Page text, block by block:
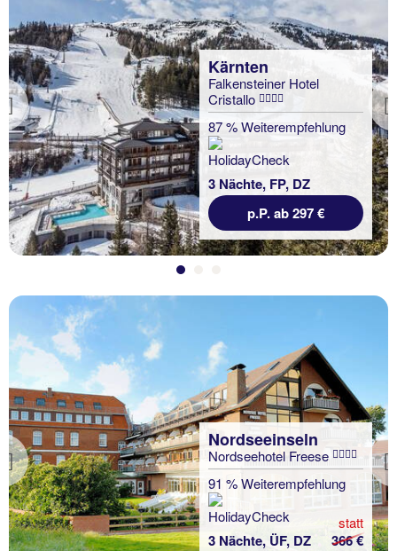
Previous
Kärnten
Falkensteiner Hotel
Cristallo
87 % Weiterempfehlung
3 Nächte, FP, DZ
p.P. ab 297 €
Previous
Nordseeinseln
Nordseehotel Freese
91 % Weiterempfehlung
3 Nächte, ÜF, DZ
statt
366 €